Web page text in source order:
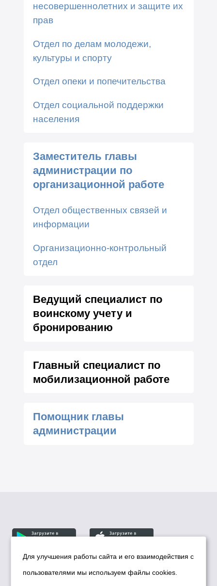
несовершеннолетних и защите их
прав
Отдел по делам молодежи,
культуры и спорту
Отдел опеки и попечительства
Отдел социальной поддержки
населения
Заместитель главы
администрации по
организационной работе
Отдел общественных связей и
информации
Организационно-контрольный
отдел
Ведущий специалист по
воинскому учету и
бронированию
Главный специалист по
мобилизационной работе
Помощник главы
администрации
© Департамент информационной политики мэрии
Для улучшения работы сайта и его взаимодействия с
пользователями мы используем файлы cookies.